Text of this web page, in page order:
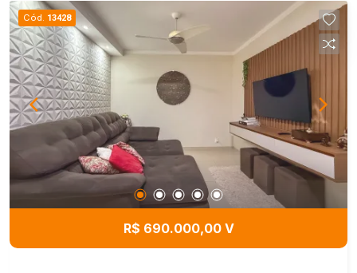
Cód. 13428
R$ 690.000,00 V